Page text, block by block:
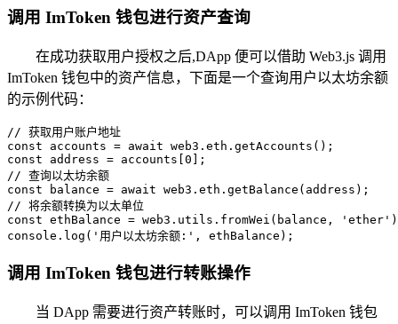
调用 ImToken 钱包进行资产查询
在成功获取用户授权之后,DApp 便可以借助 Web3.js 调用
ImToken 钱包中的资产信息，下面是一个查询用户以太坊余额
的示例代码：
// 获取用户账户地址
const accounts = await web3.eth.getAccounts();
const address = accounts[0];
// 查询以太坊余额
const balance = await web3.eth.getBalance(address);
// 将余额转换为以太单位
const ethBalance = web3.utils.fromWei(balance,
console.log('用户以太坊余额:', ethBalance);
调用 ImToken 钱包进行转账操作
当 DApp 需要进行资产转账时，可以调用 ImToken 钱包